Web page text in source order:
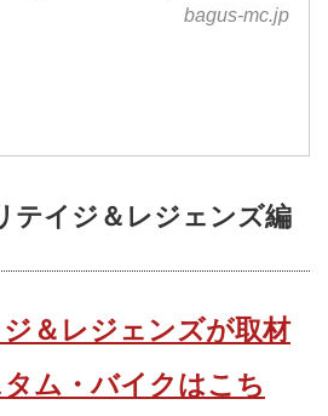
bagus-mc.jp
テイジ＆レジェンズ編
＆レジェンズが取材
ム・バイクはこち